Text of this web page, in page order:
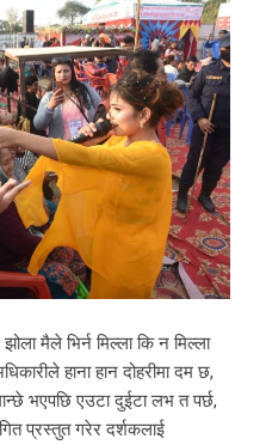
मैले भिर्न मिल्ला कि न मिल्ला
हाना हान दोहरीमा दम छ,
भएपछि एउटा दुईटा लभ त पर्छ,
प्रस्तुत गरेर दर्शकलाई